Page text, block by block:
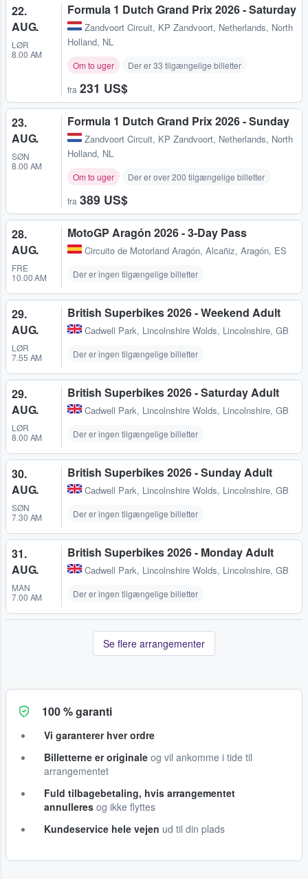
22.
AUG.
LØR
8.00 AM
Formula 1 Dutch Grand Prix 2026 - Saturday
Zandvoort Circuit, KP Zandvoort, Netherlands, North
Holland, NL
Om to uger Der er 33 tilgængelige billetter
fra 231 US$
23.
AUG.
SØN
8.00 AM
Formula 1 Dutch Grand Prix 2026 - Sunday
Zandvoort Circuit, KP Zandvoort, Netherlands, North
Holland, NL
Om to uger Der er over 200 tilgængelige billetter
fra 389 US$
28.
AUG.
FRE
10.00 AM
MotoGP Aragón 2026 - 3-Day Pass
Circuito de Motorland Aragón, Alcañiz, Aragón, ES
Der er ingen tilgængelige billetter
29.
AUG.
LØR
7.55 AM
British Superbikes 2026 - Weekend Adult
Cadwell Park, Lincolnshire Wolds, Lincolnshire, GB
Der er ingen tilgængelige billetter
29.
AUG.
LØR
8.00 AM
British Superbikes 2026 - Saturday Adult
Cadwell Park, Lincolnshire Wolds, Lincolnshire, GB
Der er ingen tilgængelige billetter
30.
AUG.
SØN
7.30 AM
British Superbikes 2026 - Sunday Adult
Cadwell Park, Lincolnshire Wolds, Lincolnshire, GB
Der er ingen tilgængelige billetter
31.
AUG.
MAN
7.00 AM
British Superbikes 2026 - Monday Adult
Cadwell Park, Lincolnshire Wolds, Lincolnshire, GB
Der er ingen tilgængelige billetter
Se flere arrangementer
100 % garanti
Vi garanterer hver ordre
Billetterne er originale og vil ankomme i tide til
arrangementet
Fuld tilbagebetaling, hvis arrangementet
annulleres og ikke flyttes
Kundeservice hele vejen ud til din plads